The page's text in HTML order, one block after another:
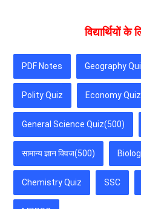
विद्यार्थियों के
PDF Notes Geography
Polity Quiz Economy Quiz
General Science Quiz(500)
सामान्य ज्ञान क्विज(500)
Chemistry Quiz SSC